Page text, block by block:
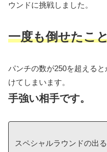
ウンドに挑戦しました。
一度も倒せたこ
パンチの数が250を超える
けてしまいます。
手強い相手です。
スペシャルラウンドの出